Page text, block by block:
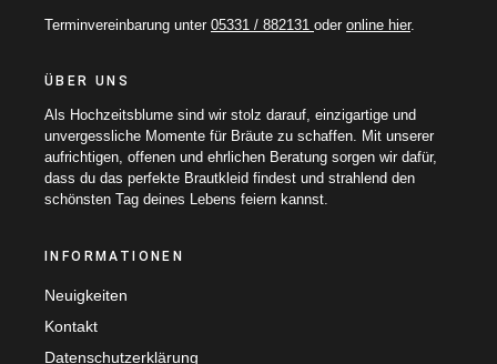
Terminvereinbarung unter 05331 / 882131 oder online hier.
ÜBER UNS
Als Hochzeitsblume sind wir stolz darauf, einzigartige und
unvergessliche Momente für Bräute zu schaffen. Mit unserer
aufrichtigen, offenen und ehrlichen Beratung sorgen wir dafür,
dass du das perfekte Brautkleid findest und strahlend den
schönsten Tag deines Lebens feiern kannst.
INFORMATIONEN
Neuigkeiten
Kontakt
Datenschutzerklärung